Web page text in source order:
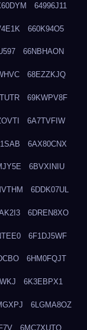
64996J11
660K94O5
66NBHAON
68EZZKJQ
69KWPV8F
6A7TVFIW
6AX80CNX
6BVXINIU
6DDK07UL
6DREN8XO
6F1DJ5WF
6HM0FQJT
6K3EBPX1
6LGMA8OZ
6MC7XUTQ